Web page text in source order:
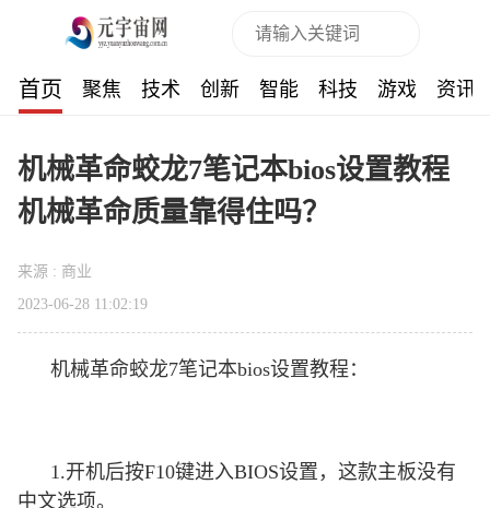
首页 聚焦 技术 创新 智能 科技 游戏 资讯
机械革命蛟龙7笔记本bios设置教程
机械革命质量靠得住吗？
来源 : 商业
2023-06-28 11:02:19
机械革命蛟龙7笔记本bios设置教程：
1.开机后按F10键进入BIOS设置，这款主板没有
中文选项。